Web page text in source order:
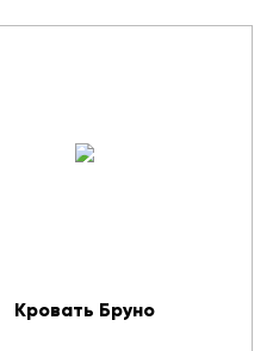
Кровать Бруно